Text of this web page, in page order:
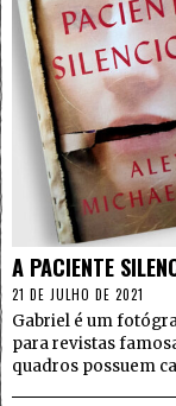
A PACIENTE
21 DE JULHO DE 2021
Gabriel é um
para revistas
quadros possuem